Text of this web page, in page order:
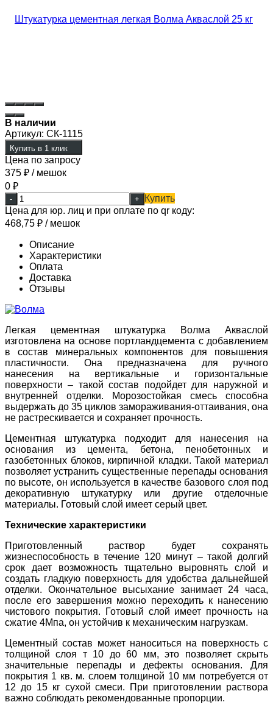
В наличии
Артикул: СК-1115
Купить в 1 клик
Цена по запросу
375 ₽ / мешок
0 ₽
- +
Купить
Цена для юр. лиц и при оплате по qr коду:
468,75 ₽ / мешок
Описание
Характеристики
Оплата
Доставка
Отзывы
Легкая цементная штукатурка Волма Акваслой
изготовлена на основе портландцемента с добавлением
в состав минеральных компонентов для повышения
пластичности. Она предназначена для ручного
нанесения на вертикальные и горизонтальные
поверхности – такой состав подойдет для наружной и
внутренней отделки. Морозостойкая смесь способна
выдержать до 35 циклов замораживания-оттаивания, она
не растрескивается и сохраняет прочность.
Цементная штукатурка подходит для нанесения на
основания из цемента, бетона, пенобетонных и
газобетонных блоков, кирпичной кладки. Такой материал
позволяет устранить существенные перепады основания
по высоте, он используется в качестве базового слоя под
декоративную штукатурку или другие отделочные
материалы. Готовый слой имеет серый цвет.
Технические характеристики
Приготовленный раствор будет сохранять
жизнеспособность в течение 120 минут – такой долгий
срок дает возможность тщательно выровнять слой и
создать гладкую поверхность для удобства дальнейшей
отделки. Окончательное высыхание занимает 24 часа,
после его завершения можно переходить к нанесению
чистового покрытия. Готовый слой имеет прочность на
сжатие 4Мпа, он устойчив к механическим нагрузкам.
Цементный состав может наноситься на поверхность с
толщиной слоя т 10 до 60 мм, это позволяет скрыть
значительные перепады и дефекты основания. Для
покрытия 1 кв. м. слоем толщиной 10 мм потребуется от
12 до 15 кг сухой смеси. При приготовлении раствора
важно соблюдать рекомендованные пропорции.